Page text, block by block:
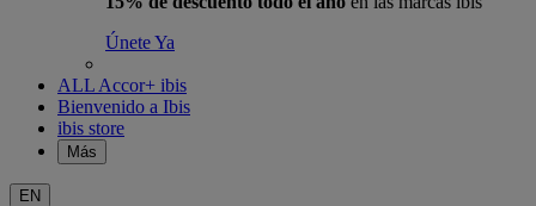
Únete Ya
ALL Accor+ ibis
Bienvenido a Ibis
ibis store
Más
EN